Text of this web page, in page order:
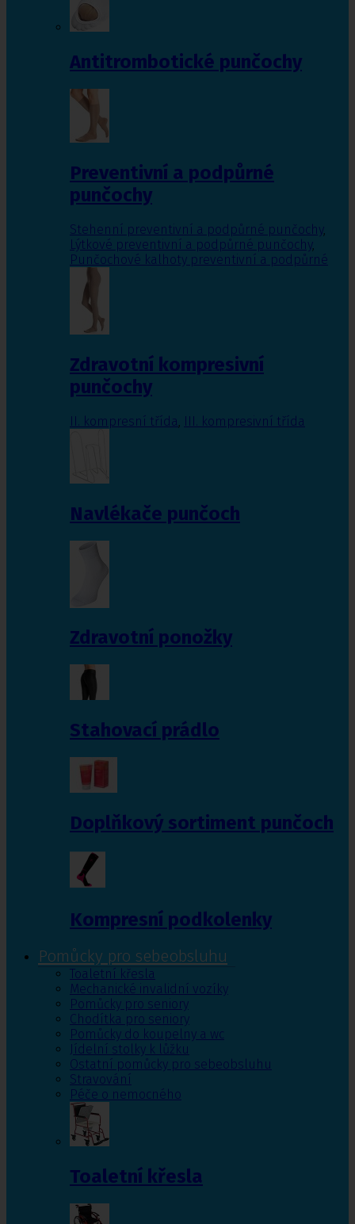
Antitrombotické punčochy
Preventivní a podpůrné
punčochy
Stehenní preventivní a podpůrné punčochy,
Lýtkové preventivní a podpůrné punčochy,
Punčochové kalhoty preventivní a podpůrné
Zdravotní kompresivní
punčochy
II. kompresní třída III. kompresivní třída
Navlékače punčoch
Zdravotní ponožky
Stahovací prádlo
Doplňkový sortiment punčoch
Kompresní podkolenky
Pomůcky pro sebeobsluhu
Toaletní křesla
Mechanické invalidní vozíky
Pomůcky pro seniory
Chodítka pro seniory
Pomůcky do koupelny a wc
Jídelní stolky k lůžku
Ostatní pomůcky pro sebeobsluhu
Stravování
Péče o nemocného
Toaletní křesla